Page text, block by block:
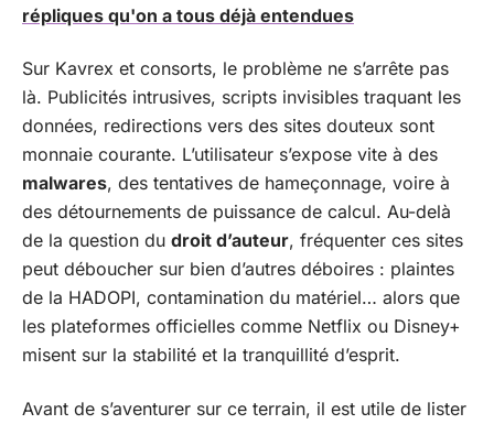
répliques qu'on a tous déjà entendues
Sur Kavrex et consorts, le problème ne s’arrête pas
là. Publicités intrusives, scripts invisibles traquant les
données, redirections vers des sites douteux sont
monnaie courante. L’utilisateur s’expose vite à des
malwares, des tentatives de hameçonnage, voire à
des détournements de puissance de calcul. Au-delà
de la question du droit d’auteur, fréquenter ces sites
peut déboucher sur bien d’autres déboires : plaintes
de la HADOPI, contamination du matériel… alors que
les plateformes officielles comme Netflix ou Disney+
misent sur la stabilité et la tranquillité d’esprit.
Avant de s’aventurer sur ce terrain, il est utile de lister